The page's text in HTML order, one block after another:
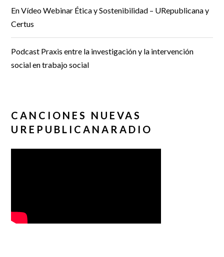
En Vídeo Webinar Ética y Sostenibilidad – URepublicana y
Certus
Podcast Praxis entre la investigación y la intervención
social en trabajo social
CANCIONES NUEVAS
UREPUBLICANARADIO